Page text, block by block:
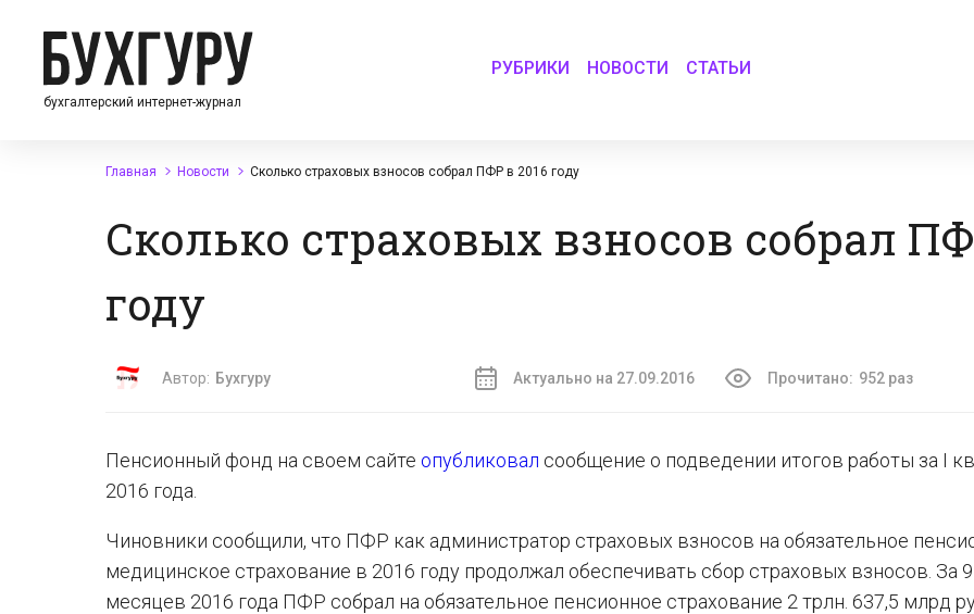
бухгалтерский интернет-журнал
РУБРИКИ НОВОСТИ СТАТЬИ
Главная Новости Сколько страховых взносов собрал ПФР в 2016 году
Сколько страховых взносов собрал
году
Автор: Бухгуру Актуально на 27.09.2016 Прочитано: 952 раз
Пенсионный фонд на своем сайте опубликовал сообщение о подведении итогов работы за I
2016 года.
Чиновники сообщили, что ПФР как администратор страховых взносов на обязательное
медицинское страхование в 2016 году продолжал обеспечивать сбор страховых взносов. За 9
месяцев 2016 года ПФР собрал на обязательное пенсионное страхование 2 трлн. 637,5 млрд